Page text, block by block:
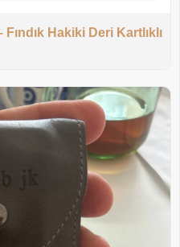
Hakiki Deri Kartlıklı